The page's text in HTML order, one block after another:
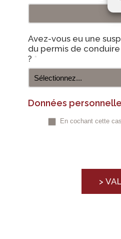
Avez-vous eu une
du permis de
? *
Données
En cochant cette
>